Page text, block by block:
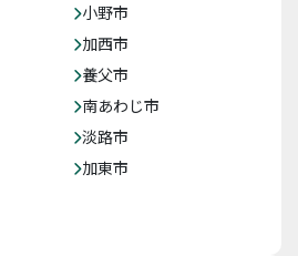
小野市
加西市
養父市
南あわじ市
淡路市
加東市